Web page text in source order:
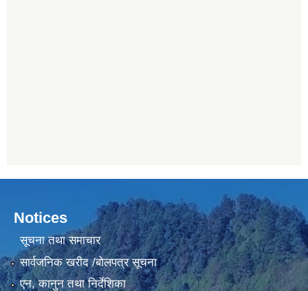
Notices
सूचना तथा समाचार
सार्वजनिक खरीद /बोलपत्र सूचना
एन, कानुन तथा निर्देशिका